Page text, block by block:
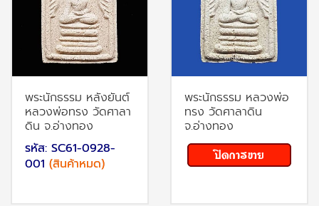
พระนักธรรม หลังยันต์
หลวงพ่อทรง วัดศาลา
ดิน จ.อ่างทอง
รหัส: SC61-0928-
001 (สินค้าหมด)
พระนักธรรม หลวงพ่อ
ทรง วัดศาลาดิน
จ.อ่างทอง